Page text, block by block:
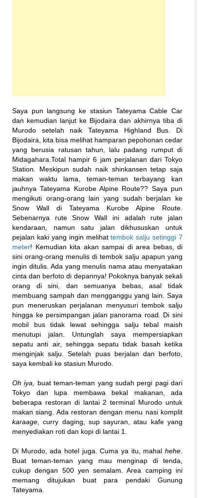
Saya pun langsung ke stasiun Tateyama Cable Car
dan kemudian lanjut ke Bijodaira dan akhirnya tiba di
Murodo setelah naik Tateyama Highland Bus. Di
Bijodaira, kita bisa melihat hamparan pepohonan cedar
yang berusia ratusan tahun, lalu padang rumput di
Midagahara.Total hampir 6 jam perjalanan dari Tokyo
Station. Meskipun sudah naik shinkansen tetap saja
makan waktu lama, teman-teman terbayang kan
jauhnya Tateyama Kurobe Alpine Route?? Saya pun
mengikuti orang-orang lain yang sudah berjalan ke
Snow Wall di Tateyama Kurobe Alpine Route.
Sebenarnya rute Snow Wall ini adalah rute jalan
kendaraan, namun satu jalan dikhususkan untuk
pejalan kaki yang ingin melihattembok salju setinggi 7
meter! Kemudian kita akan sampai di area bebas, di
sini orang-orang menulis di tembok salju apapun yang
ingin ditulis. Ada yang menulis nama atau menyatakan
cinta dan berfoto di depannya! Pokoknya banyak sekali
orang di sini, dan semuanya bebas, asal tidak
membuang sampah dan mengganggu yang lain. Saya
pun meneruskan perjalanan menyusuri tembok salju
hingga ke persimpangan jalan panorama road. Di sini
mobil bus tidak lewat sehingga salju tebal maish
menutupi jalan. Untunglah saya mempersiapkan
sepatu anti air, sehingga sepatu tidak basah ketika
menginjak salju. Setelah puas berjalan dan berfoto,
saya kembali ke stasiun Murodo.
Oh iya,
buat teman-teman yang sudah pergi pagi dari
Tokyo dan lupa membawa bekal makanan, ada
beberapa restoran di lantai 2 terminal Murodo untuk
makan siang. Ada restoran dengan menu nasi komplit
karaage , curry daging, sup sayuran, atau kafe yang
menyediakan roti dan kopi di lantai 1.
Di Murodo, ada hotel juga. Cuma ya itu, mahal hehe
Buat teman-teman yang mau menginap di tenda,
cukup dengan 500 yen semalam. Area camping ini
memang ditujukan buat para pendaki Gunung
Tateyama.